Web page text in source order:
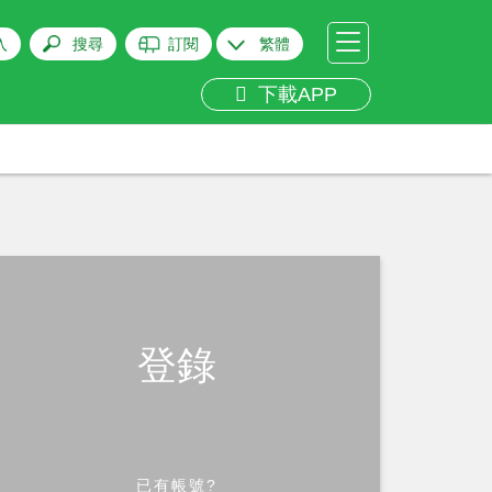
搜尋 訂閱 繁體
下載APP
登錄
已有帳號?